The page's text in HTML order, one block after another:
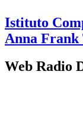
Istituto
Anna Frank
Web Radio